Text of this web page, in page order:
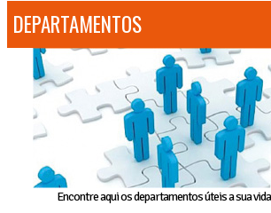
DEPARTAMENTOS
Encontre aqui os departamentos úteis a sua